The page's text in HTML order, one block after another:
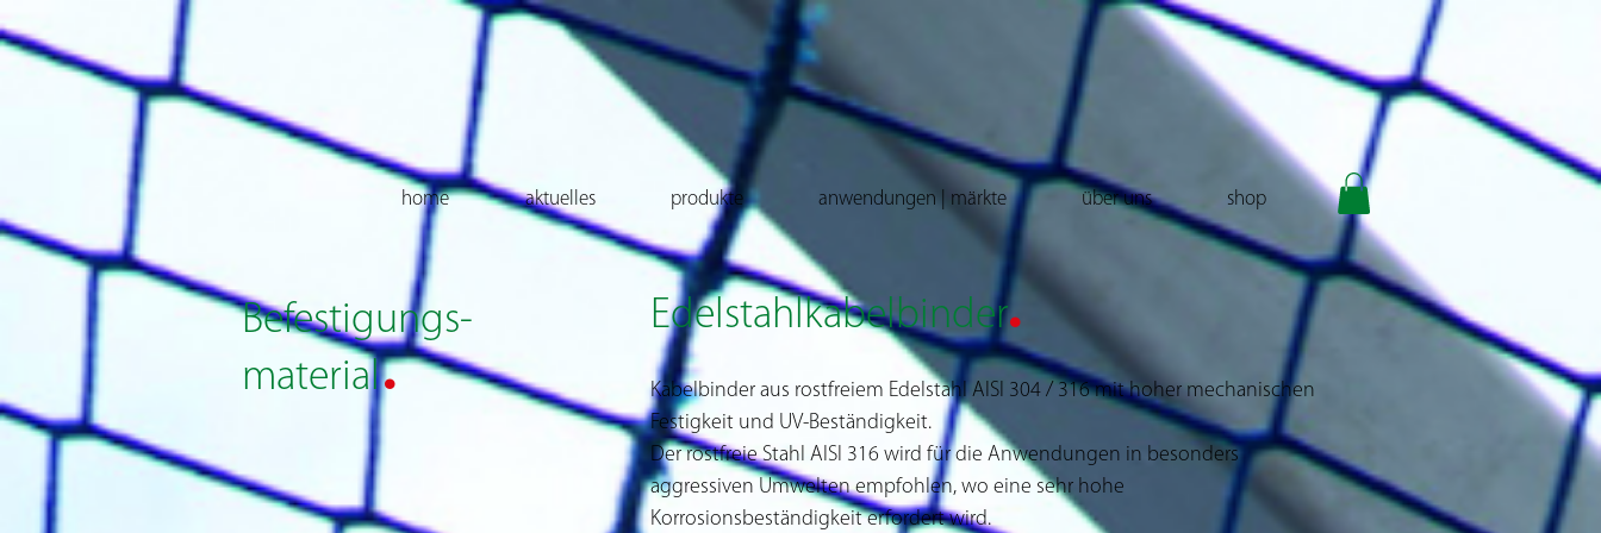
home aktuelles produkte anwendungen | märkte über uns shop
Befestigungs-
material.
Edelstahlkabelbinder.
Kabelbinder aus rostfreiem Edelstahl AISI 304 / 316 mit hoher mechanischen
Festigkeit und UV-Beständigkeit.
Der rostfreie Stahl AISI 316 wird für die Anwendungen in besonders
aggressiven Umwelten empfohlen, wo eine sehr hohe
Korrosionsbeständigkeit erfordert wird.